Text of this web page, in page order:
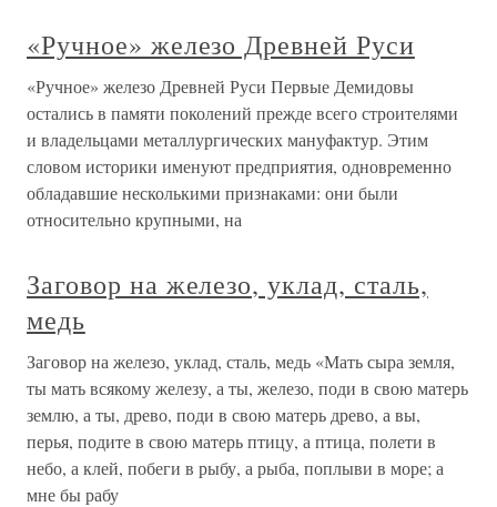
«Ручное» железо Древней Руси
«Ручное» железо Древней Руси Первые Демидовы
остались в памяти поколений прежде всего строителями
и владельцами металлургических мануфактур. Этим
словом историки именуют предприятия, одновременно
обладавшие несколькими признаками: они были
относительно крупными, на
Заговор на железо, уклад, сталь,
медь
Заговор на железо, уклад, сталь, медь «Мать сыра земля,
ты мать всякому железу, а ты, железо, поди в свою матерь
землю, а ты, древо, поди в свою матерь древо, а вы,
перья, подите в свою матерь птицу, а птица, полети в
небо, а клей, побеги в рыбу, а рыба, поплыви в море; а
мне бы рабу